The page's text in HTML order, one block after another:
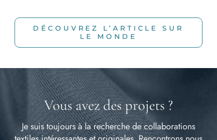
DÉCOUVREZ L’ARTICLE SUR
LE MONDE
Vous avez des projets ?
Je suis toujours à la recherche de collaborations